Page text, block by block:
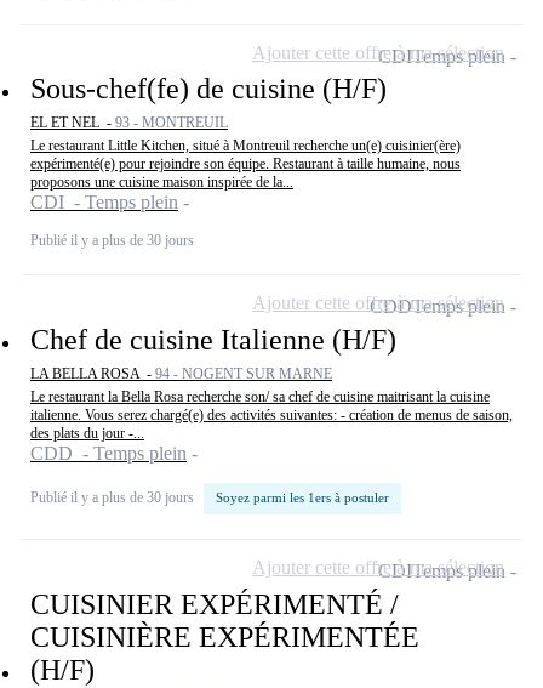
Sous-chef(fe) de cuisine (H/F)
EL ET NEL - 93 - MONTREUIL
Le restaurant Little Kitchen, situé à Montreuil recherche un(e) cuisinier(ère)
expérimenté(e) pour rejoindre son équipe. Restaurant à taille humaine, nous
proposons une cuisine maison inspirée de la...
CDI - Temps plein
Publié il y a plus de 30 jours
CDITemps plein
Ajouter cette offre à ma sélection
Chef de cuisine Italienne (H/F)
LA BELLA ROSA - 94 - NOGENT SUR MARNE
Le restaurant la Bella Rosa recherche son/ sa chef de cuisine maitrisant la cuisine
italienne. Vous serez chargé(e) des activités suivantes: - création de menus de saison,
des plats du jour -...
CDD - Temps plein
Publié il y a plus de 30 jours Soyez parmi les 1ers à postuler
CDDTemps plein
Ajouter cette offre à ma sélection
CUISINIER EXPÉRIMENTÉ /
CUISINIÈRE EXPÉRIMENTÉE
(H/F)
CDITemps plein
Ajouter cette offre à ma sélection